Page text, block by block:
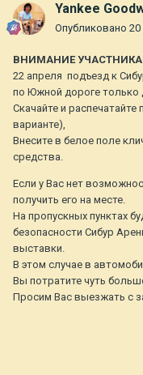
Yankee
Опубликовано 20
ВНИМАНИЕ
22 апреля подъезд к
по Южной дороге только
Скачайте и
варианте),
Внесите в белое поле
средства.
Если у Вас нет
получить его на месте.
На пропускных пунктах
безопасности Сибур
выставки.
В этом случае в
Вы потратите чуть
Просим Вас выезжать с